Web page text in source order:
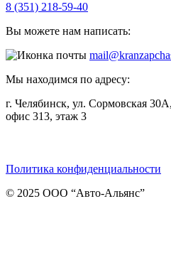
8 (351) 218-59-40
Вы можете нам написать:
Мы находимся по адресу:
г. Челябинск, ул. Сормовская 30А,
офис 313, этаж 3
Политика конфиденциальности
© 2025 ООО “Авто-Альянс”